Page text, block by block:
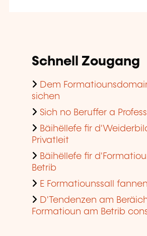
Schnell Zougang
Dem
sichen
Sich no Beruffer a
Bäihëllefe fir
Privatleit
Bäihëllefe fir
Betrib
E Formatiounssall fannen
D'Tendenzen am
Formatioun am Betrib